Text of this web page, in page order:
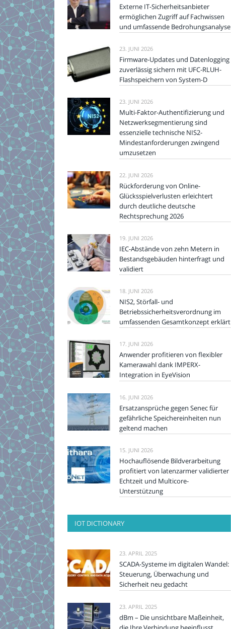
Externe IT-Sicherheitsanbieter
ermöglichen Zugriff auf Fachwissen
und umfassende Bedrohungsanalyse
23. JUNI 2026
Firmware-Updates und Datenlogging
zuverlässig sichern mit UFC-RLUH-
Flashspeichern von System-D
23. JUNI 2026
Multi-Faktor-Authentifizierung und
Netzwerksegmentierung sind
essenzielle technische NIS2-
Mindestanforderungen zwingend
umzusetzen
22. JUNI 2026
Rückforderung von Online-
Glücksspielverlusten erleichtert
durch deutliche deutsche
Rechtsprechung 2026
19. JUNI 2026
IEC-Abstände von zehn Metern in
Bestandsgebäuden hinterfragt und
validiert
18. JUNI 2026
NIS2, Störfall- und
Betriebssicherheitsverordnung im
umfassenden Gesamtkonzept erklärt
17. JUNI 2026
Anwender profitieren von flexibler
Kamerawahl dank IMPERX-
Integration in EyeVision
16. JUNI 2026
Ersatzansprüche gegen Senec für
gefährliche Speichereinheiten nun
geltend machen
15. JUNI 2026
Hochauflösende Bildverarbeitung
profitiert von latenzarmer validierter
Echtzeit und Multicore-
Unterstützung
IOT DICTIONARY
23. APRIL 2025
SCADA-Systeme im digitalen Wandel:
Steuerung, Überwachung und
Sicherheit neu gedacht
23. APRIL 2025
dBm – Die unsichtbare Maßeinheit,